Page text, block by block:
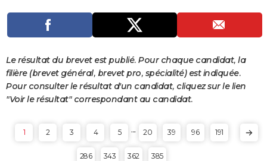
S'inscrire
Se connecter
Lycées
Collèges
Primaires
Universités
Entreprises
Service militaire
Avis de recherche
AVIS DE DÉCÈS
FORUM
Bricolage
Lifestyle
Culture
Sport
Auto
Television
Voyage
Cinema
Le résultat du brevet est publié. Pour chaque candidat, la
filière (brevet général, brevet pro, spécialité) est indiquée.
Pour consulter le résultat d'un candidat, cliquez sur le lien
"Voir le résultat" correspondant au candidat.
1 2 3 4 5 ... 20 39 96 191
286 343 362 385